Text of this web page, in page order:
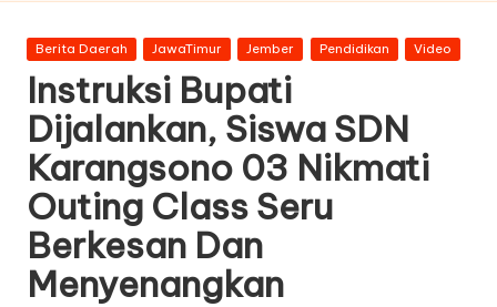
Posted
Berita Daerah JawaTimur Jember Pendidikan Video
Instruksi Bupati
Dijalankan, Siswa SDN
Karangsono 03 Nikmati
Outing Class Seru
Berkesan Dan
Menyenangkan